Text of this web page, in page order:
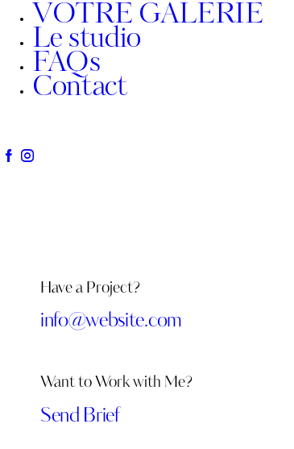
VOTRE GALERIE
Le studio
FAQs
Contact
Have a Project?
info@website.com
Want to Work with Me?
Send Brief